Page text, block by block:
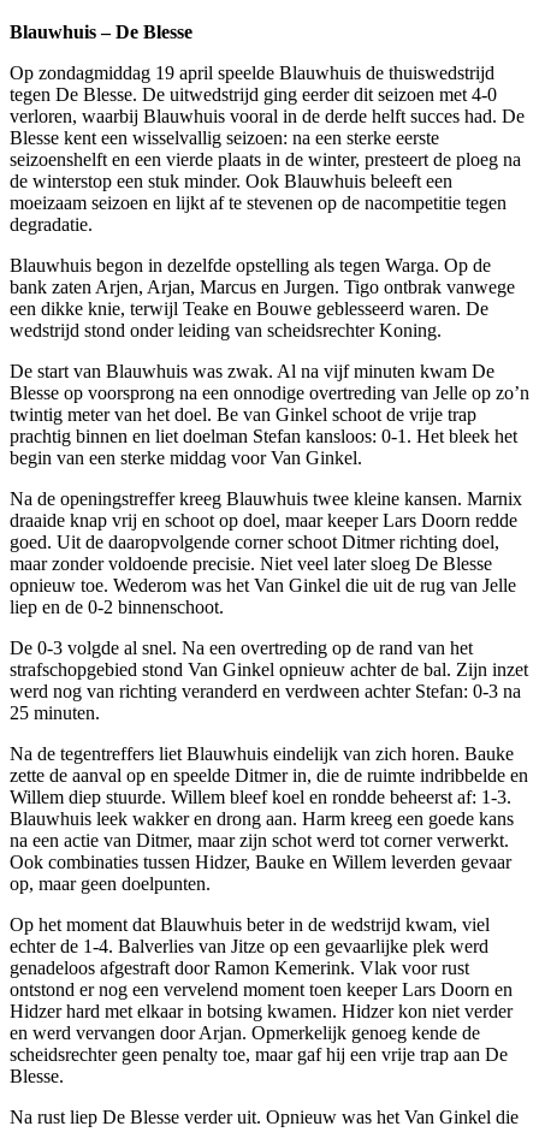
Blauwhuis – De Blesse
Op zondagmiddag 19 april speelde Blauwhuis de thuiswedstrijd
tegen De Blesse. De uitwedstrijd ging eerder dit seizoen met 4-0
verloren, waarbij Blauwhuis vooral in de derde helft succes had. De
Blesse kent een wisselvallig seizoen: na een sterke eerste
seizoenshelft en een vierde plaats in de winter, presteert de ploeg na
de winterstop een stuk minder. Ook Blauwhuis beleeft een
moeizaam seizoen en lijkt af te stevenen op de nacompetitie tegen
degradatie.
Blauwhuis begon in dezelfde opstelling als tegen Warga. Op de
bank zaten Arjen, Arjan, Marcus en Jurgen. Tigo ontbrak vanwege
een dikke knie, terwijl Teake en Bouwe geblesseerd waren. De
wedstrijd stond onder leiding van scheidsrechter Koning.
De start van Blauwhuis was zwak. Al na vijf minuten kwam De
Blesse op voorsprong na een onnodige overtreding van Jelle op zo’n
twintig meter van het doel. Be van Ginkel schoot de vrije trap
prachtig binnen en liet doelman Stefan kansloos: 0-1. Het bleek het
begin van een sterke middag voor Van Ginkel.
Na de openingstreffer kreeg Blauwhuis twee kleine kansen. Marnix
draaide knap vrij en schoot op doel, maar keeper Lars Doorn redde
goed. Uit de daaropvolgende corner schoot Ditmer richting doel,
maar zonder voldoende precisie. Niet veel later sloeg De Blesse
opnieuw toe. Wederom was het Van Ginkel die uit de rug van Jelle
liep en de 0-2 binnenschoot.
De 0-3 volgde al snel. Na een overtreding op de rand van het
strafschopgebied stond Van Ginkel opnieuw achter de bal. Zijn inzet
werd nog van richting veranderd en verdween achter Stefan: 0-3 na
25 minuten.
Na de tegentreffers liet Blauwhuis eindelijk van zich horen. Bauke
zette de aanval op en speelde Ditmer in, die de ruimte indribbelde en
Willem diep stuurde. Willem bleef koel en rondde beheerst af: 1-3.
Blauwhuis leek wakker en drong aan. Harm kreeg een goede kans
na een actie van Ditmer, maar zijn schot werd tot corner verwerkt.
Ook combinaties tussen Hidzer, Bauke en Willem leverden gevaar
op, maar geen doelpunten.
Op het moment dat Blauwhuis beter in de wedstrijd kwam, viel
echter de 1-4. Balverlies van Jitze op een gevaarlijke plek werd
genadeloos afgestraft door Ramon Kemerink. Vlak voor rust
ontstond er nog een vervelend moment toen keeper Lars Doorn en
Hidzer hard met elkaar in botsing kwamen. Hidzer kon niet verder
en werd vervangen door Arjan. Opmerkelijk genoeg kende de
scheidsrechter geen penalty toe, maar gaf hij een vrije trap aan De
Blesse.
Na rust liep De Blesse verder uit. Opnieuw was het Van Ginkel die